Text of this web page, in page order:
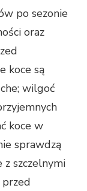
po sezonie
oraz
koce są
wilgoć
koce w
sprawdzą
szczelnymi